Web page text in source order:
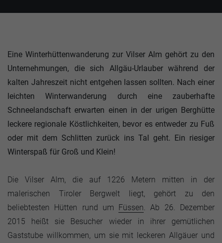
Eine Winterhüttenwanderung zur Vilser Alm gehört zu den
Unternehmungen, die sich Allgäu-Urlauber während der
kalten Jahreszeit nicht entgehen lassen sollten. Nach einer
leichten Winterwanderung durch eine zauberhafte
Schneelandschaft erwarten einen in der urigen Berghütte
leckere regionale Köstlichkeiten, bevor es entweder zu Fuß
oder mit dem Schlitten zurück ins Tal geht. Ein riesiger
Winterspaß für Groß und Klein!
Die Vilser Alm, die auf 1226 Metern mitten in der
malerischen Tiroler Bergwelt liegt, gehört zu den
beliebtesten Hütten rund um Füssen. Ab 26. Dezember
2015 heißt sie Besucher wieder in ihrer gemütlichen
Gaststube willkommen, um sie mit leckeren Allgäuer und